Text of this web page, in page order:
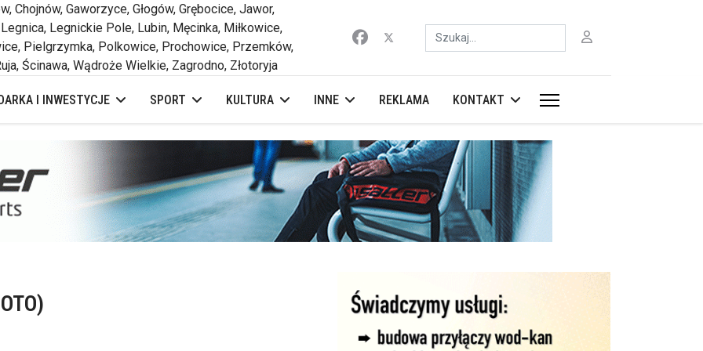
Gaworzyce, Głogów, Grębocice, Jawor,
Legnickie Pole, Lubin, Męcinka, Miłkowice,
Pielgrzymka, Polkowice, Prochowice, Przemków,
Ścinawa, Wądroże Wielkie, Zagrodno, Złotoryja
Szukaj
I INWESTYCJE SPORT KULTURA INNE REKLAMA KONTAKT